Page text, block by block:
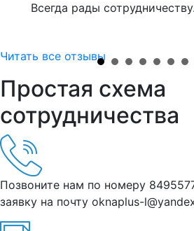
Всегда рады сотрудничеству.
Читать все отзывы
Простая схема
сотрудничества
Позвоните нам по номеру
заявку на почту oknaplus-